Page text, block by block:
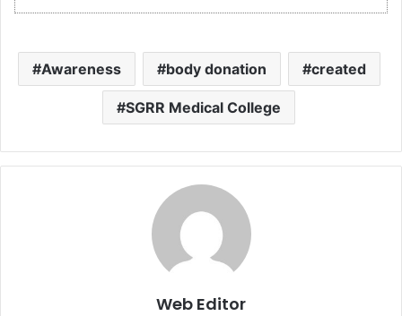
Awareness body donation created
SGRR Medical College
Web Editor